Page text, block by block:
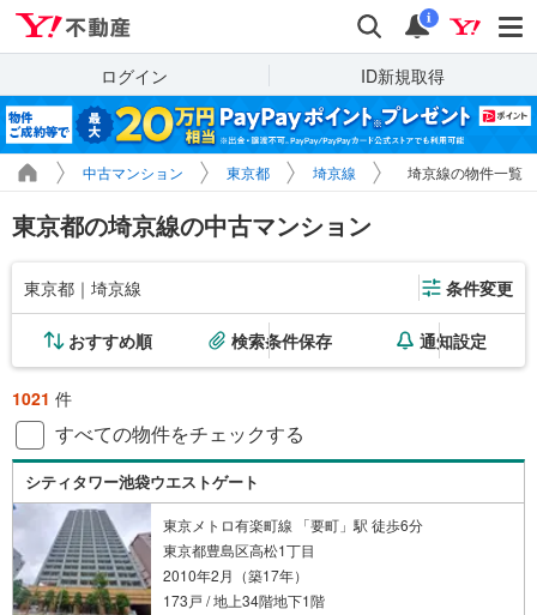
検索 通知
i
ログイン ID新規取得
中古マンション 東京都 埼京線 埼京線の物件一覧
東京都の埼京線の中古マンション
東京都｜埼京線 条件変更
おすすめ順 検索条件保存 通知設定
1021 件
すべての物件をチェックする
シティタワー池袋ウエストゲート
東京メトロ有楽町線 「要町」駅 徒歩6分
東京都豊島区高松1丁目
2010年2月（築17年）
173戸 / 地上34階地下1階